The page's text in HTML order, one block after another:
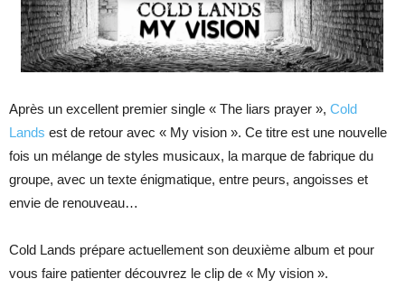
Après un excellent premier single « The liars prayer », Cold
Lands est de retour avec « My vision ». Ce titre est une nouvelle
fois un mélange de styles musicaux, la marque de fabrique du
groupe, avec un texte énigmatique, entre peurs, angoisses et
envie de renouveau…
Cold Lands prépare actuellement son deuxième album et pour
vous faire patienter découvrez le clip de « My vision ».